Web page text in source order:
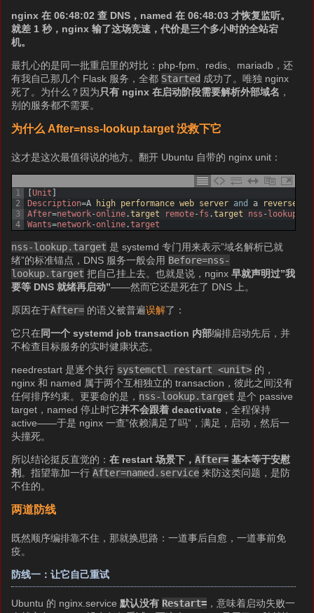
nginx 在 06:48:02 查 DNS，named 在 06:48:03 才恢复监听。
就差 1 秒，nginx 输了这场竞速，代价是三个多小时的全站宕
机。
最扎心的是同一批重启里的对比：php-fpm、redis、mariadb，还
有我自己那几个 Flask 服务，全都 Started 成功了。唯独 nginx
死了。为什么？因为只有 nginx 在启动阶段需要解析外部域名 ，
别的服务都不需要。
为什么 After=nss-lookup.target 没救下它
这才是这次最值得说的地方。翻开 Ubuntu 自带的 nginx unit：
1
2
3
4
[Unit ]
Description=A high performance web server and a reverse
After=network-online.target remote- fs .target nss - lookup
Wants=network-online.target
nss-lookup.target 是 systemd 专门用来表示”域名解析已就
绪”的标准锚点，DNS 服务一般会用 Before=nss-
lookup.target 把自己挂上去。也就是说，nginx早就声明过”我
要等 DNS 就绪再启动”——然而它还是死在了 DNS 上。
原因在于After= 的语义被普遍误解了：
它只在同一个 systemd job transaction 内部编排启动先后，并
不检查目标服务的实时健康状态。
needrestart 是逐个执行 systemctl restart <unit> 的，
nginx 和 named 属于两个互相独立的 transaction，彼此之间没有
任何排序约束。更要命的是， nss-lookup.target 是个 passive
target，named 停止时它并不会跟着 deactivate ，全程保持
active——于是 nginx 一查”依赖满足了吗”，满足，启动，然后一
头撞死。
所以结论挺反直觉的：在 restart 场景下，After= 基本等于安慰
剂。指望靠加一行After=named.service 来防这类问题，是防
不住的。
两道防线
既然顺序编排靠不住，那就换思路：一道事后自愈，一道事前免
疫。
防线一：让它自己重试
Ubuntu 的 nginx.service默认没有 Restart= ，意味着启动失败一